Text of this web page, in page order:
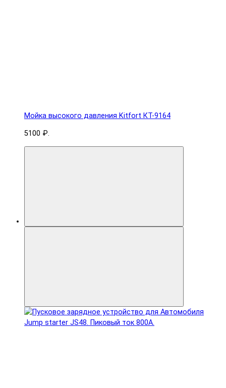
Мойка высокого давления Kitfort КТ-9164
5100 ₽.